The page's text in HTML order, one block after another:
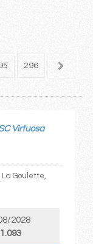
296 297
Virtuosa
La Goulette,
2028